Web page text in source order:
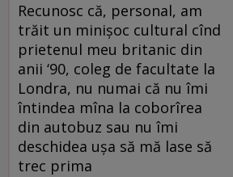
Recunosc că, personal, am
trăit un minişoc cultural cînd
prietenul meu britanic din
anii ‘90, coleg de facultate la
Londra, nu numai că nu îmi
întindea mîna la coborîrea
din autobuz sau nu îmi
deschidea uşa să mă lase să
trec prima